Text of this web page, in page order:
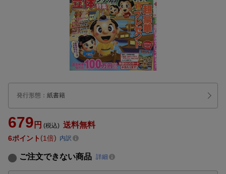
発行形態 ： 紙書籍
679 円 (税込) 送料無料
6ポイント 1倍 内訳
ご注文できない商品 詳細